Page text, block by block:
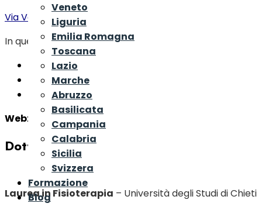
Veneto
Liguria
Emilia Romagna
Toscana
Lazio
Marche
Abruzzo
Basilicata
Campania
Calabria
Sicilia
Svizzera
Formazione
Blog
Via Vanoni 14, San Donà di Piave (Ve) 30027
In questo centro trovi:
Dott. Fabrizio De Lazzari
1 Nutrizionista
Medici Specialisti
Web: https://www.rctherapy.it
Dott. FABRIZIO DE LAZZARI
Laurea in Fisioterapia – Università degli Studi di Chieti